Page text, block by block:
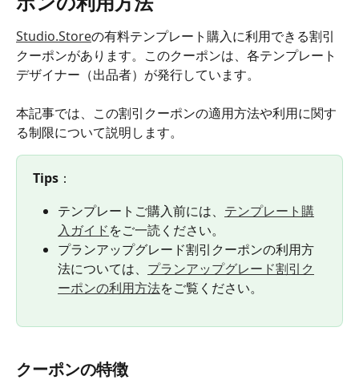
Studio.Storeの有料テンプレート購入に利用できる割引
クーポンがあります。このクーポンは、各テンプレート
デザイナー（出品者）が発行しています。
本記事では、この割引クーポンの適用方法や利用に関す
る制限について説明します。
Tips ：
テンプレートご購入前には、 テンプレート購
入ガイドをご一読ください。
プランアップグレード割引クーポンの利用方
法については、 プランアップグレード割引ク
ーポンの利用方法をご覧ください。
クーポンの特徴